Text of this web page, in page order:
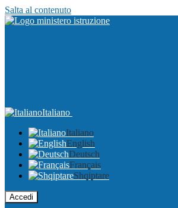
Salta al contenuto
Italiano
Italiano
English
Deutsch
Français
Shqiptare
Accedi